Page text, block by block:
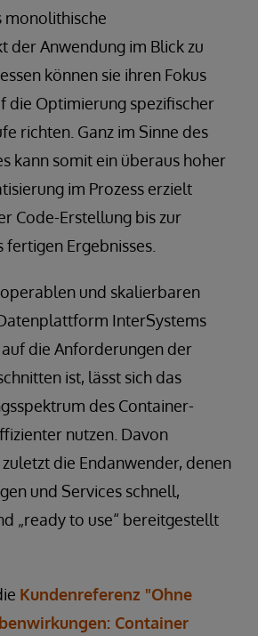
monolithische
der Anwendung im Blick zu
können sie ihren Fokus
die Optimierung spezifischer
richten. Ganz im Sinne des
kann somit ein überaus hoher
im Prozess erzielt
Code-Erstellung bis zur
Ergebnisses.
und skalierbaren
InterSystems
auf die Anforderungen der
ist, lässt sich das
des Container-
nutzen. Davon
die Endanwender, denen
und Services schnell,
„ready to use“ bereitgestellt
Kundenreferenz "Ohne
Container